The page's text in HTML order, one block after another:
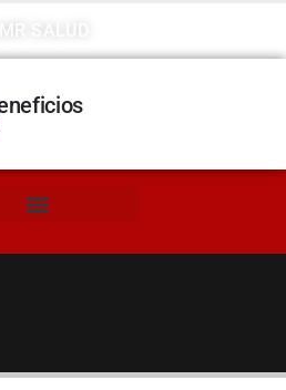
SALUD